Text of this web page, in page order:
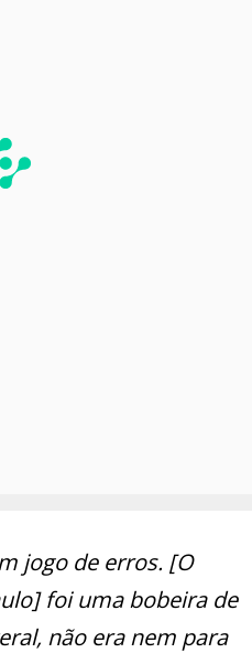
jogo de erros. [O
foi uma bobeira de
não era nem para